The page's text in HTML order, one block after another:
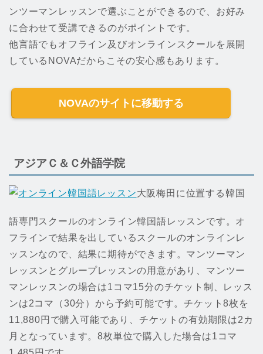
ンツーマンレッスンで選ぶことができるので、お好み
に合わせて受講できるのがポイントです。
他言語でもオフライン及びオンラインスクールを展開
しているNOVAだからこその安心感もあります。
NOVAのサイトに移動する
アジアＣ＆Ｃ外語学院
大阪梅田に位置する韓国
語専門スクールのオンライン韓国語レッスンです。オ
フラインで結果を出しているスクールのオンラインレ
ッスンなので、結果に期待ができます。マンツーマン
レッスンとグループレッスンの用意があり、マンツー
マンレッスンの場合は1コマ15分のチケット制、レッス
ンは2コマ（30分）から予約可能です。チケット8枚を
11,880円で購入可能であり、チケットの有効期限は2カ
月となっています。8枚単位で購入した場合は1コマ